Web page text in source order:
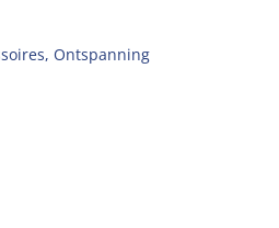
, Ontspanning